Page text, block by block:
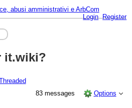
abusi amministrativi e ArbCom
Login Register
it.wiki?
83 messages
Options